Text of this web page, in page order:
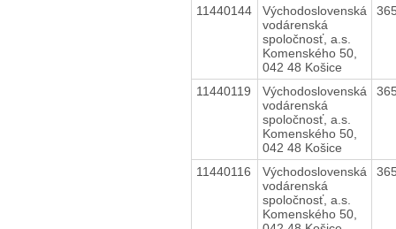
11440144
Východoslovenská
vodárenská
spoločnosť, a.s.
Komenského 50,
042 48 Košice
11440119
Východoslovenská
vodárenská
spoločnosť, a.s.
Komenského 50,
042 48 Košice
11440116
Východoslovenská
vodárenská
spoločnosť, a.s.
Komenského 50,